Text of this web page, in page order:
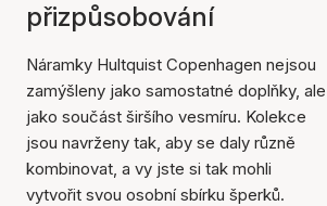
přizpůsobování
Náramky Hultquist Copenhagen nejsou
zamýšleny jako samostatné doplňky, ale
jako součást širšího vesmíru. Kolekce
jsou navrženy tak, aby se daly různě
kombinovat, a vy jste si tak mohli
vytvořit svou osobní sbírku šperků.